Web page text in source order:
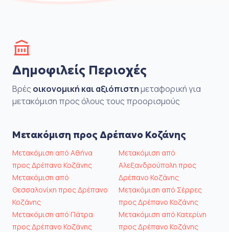
Δημοφιλείς Περιοχές
Βρές οικονομική και αξιόπιστημεταφορική για
μετακόμιση προς όλους τους προορισμούς
Μετακόμιση προς Δρέπανο Κοζάνης
Μετακόμιση από Αθήνα
προς Δρέπανο Κοζάνης
Μετακόμιση από
Θεσσαλονίκη προς Δρέπανο
Κοζάνης
Μετακόμιση από Πάτρα
προς Δρέπανο Κοζάνης
Μετακόμιση από
Αλεξανδρούπολη προς
Δρέπανο Κοζάνης
Μετακόμιση από Σέρρες
προς Δρέπανο Κοζάνης
Μετακόμιση από Κατερίνη
προς Δρέπανο Κοζάνης